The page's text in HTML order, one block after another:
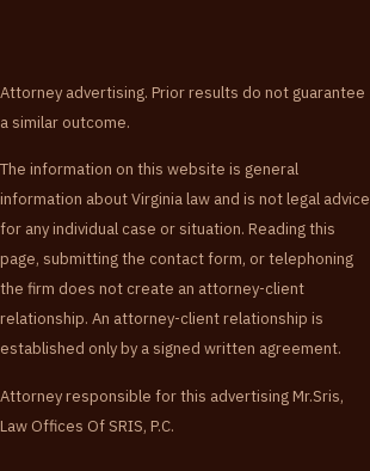
Attorney advertising. Prior results do not guarantee
a similar outcome.
The information on this website is general
information about Virginia law and is not legal advice
for any individual case or situation. Reading this
page, submitting the contact form, or telephoning
the firm does not create an attorney-client
relationship. An attorney-client relationship is
established only by a signed written agreement.
Attorney responsible for this advertising Mr.Sris,
Law Offices Of SRIS, P.C.